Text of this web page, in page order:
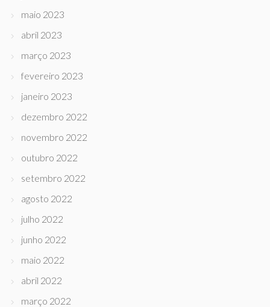
maio 2023
abril 2023
março 2023
fevereiro 2023
janeiro 2023
dezembro 2022
novembro 2022
outubro 2022
setembro 2022
agosto 2022
julho 2022
junho 2022
maio 2022
abril 2022
março 2022